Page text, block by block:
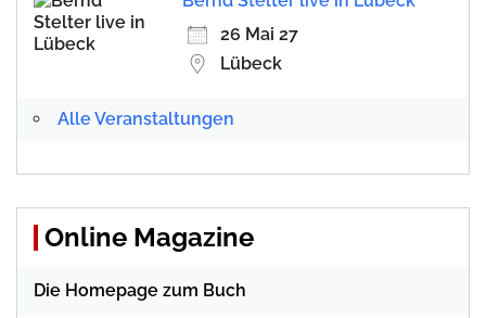
26 Mai 27
Lübeck
Alle Veranstaltungen
Online Magazine
Die Homepage zum Buch